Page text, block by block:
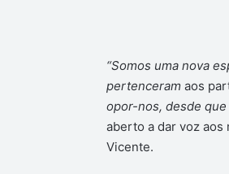
“Somos uma nova
pertenceram aos
opor-nos, desde
aberto a dar voz aos
Vicente.